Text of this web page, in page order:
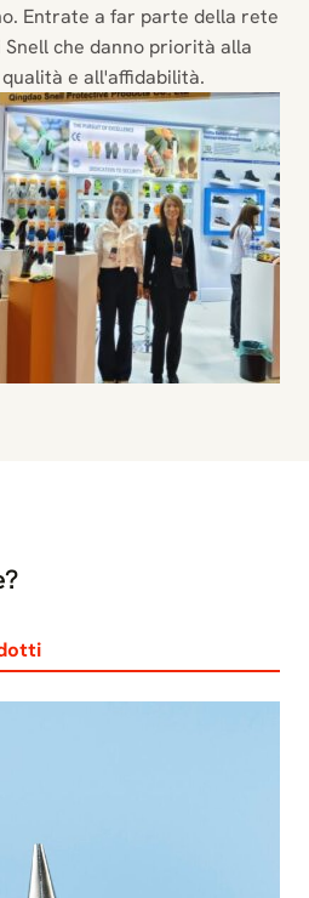
Entrate a far parte della rete
che danno priorità alla
e all'affidabilità.